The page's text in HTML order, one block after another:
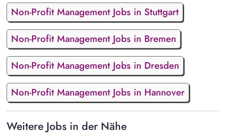
Non-Profit Management Jobs in Stuttgart
Non-Profit Management Jobs in Bremen
Non-Profit Management Jobs in Dresden
Non-Profit Management Jobs in Hannover
Weitere Jobs in der Nähe